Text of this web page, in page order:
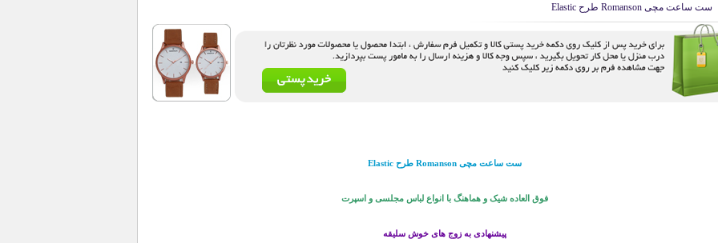
ست ساعت مچی Romanson طرح Elastic
ست ساعت مچی Romanson طرح Elastic
فوق العاده شیک و هماهنگ با انواع لباس مجلسی و اسپرت
پیشنهادی به زوج های خوش سلیقه